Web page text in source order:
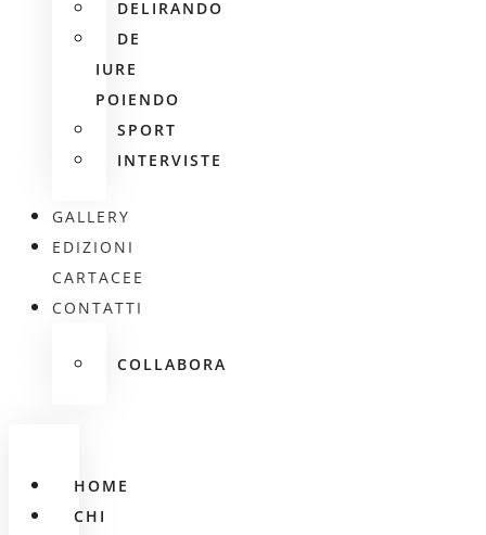
DELIRANDO
DE
IURE
POIENDO
SPORT
INTERVISTE
GALLERY
EDIZIONI
CARTACEE
CONTATTI
COLLABORA
HOME
CHI